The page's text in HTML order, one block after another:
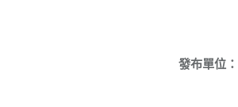
發布單位：